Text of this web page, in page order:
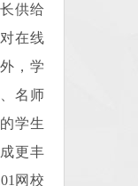
供给
在线
，学
名师
学生
更丰
网校